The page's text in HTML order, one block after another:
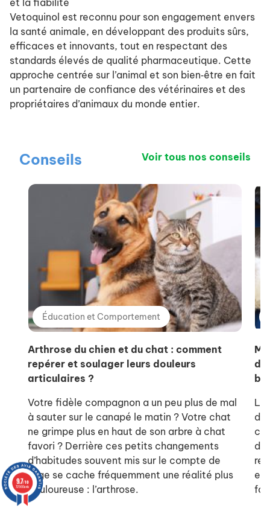
Vetoquinol est reconnu pour son engagement envers
la santé animale, en développant des produits sûrs,
efficaces et innovants, tout en respectant des
standards élevés de qualité pharmaceutique. Cette
approche centrée sur l’animal et son bien‑être en fait
un partenaire de confiance des vétérinaires et des
propriétaires d’animaux du monde entier.
Conseils Voir tous nos conseils
Éducation et Comportement
Arthrose du chien et du chat : comment
repérer et soulager leurs douleurs
articulaires ?
Votre fidèle compagnon a un peu plus de mal
à sauter sur le canapé le matin ? Votre chat
ne grimpe plus en haut de son arbre à chat
favori ? Derrière ces petits changements
d’habitudes souvent mis sur le compte de
l’âge se cache fréquemment une réalité plus
douloureuse : l’arthrose.
de
de
et
9.7/10
72560 avis